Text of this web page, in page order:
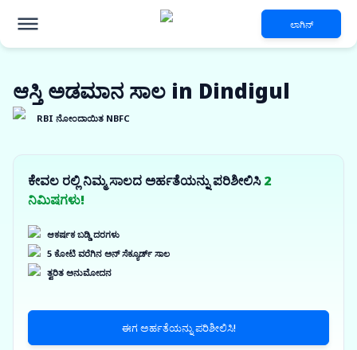
ಲಾಗಿನ್
ಆಸ್ತಿ ಅಡಮಾನ ಸಾಲ in Dindigul
RBI ನೋಂದಾಯಿತ NBFC
ಕೇವಲ ರಲ್ಲಿ ನಿಮ್ಮ ಸಾಲದ ಅರ್ಹತೆಯನ್ನು ಪರಿಶೀಲಿಸಿ2
ನಿಮಿಷಗಳು!
ಆಕರ್ಷಕ ಬಡ್ಡಿ ದರಗಳು
5 ಕೋಟಿ ವರೆಗಿನ ಅನ್ ಸೆಕ್ಯೂರ್ಡ್ ಸಾಲ
ತ್ವರಿತ ಅನುಮೋದನ
ಈಗ ಅರ್ಹತೆಯನ್ನು ಪರಿಶೀಲಿಸಿ!